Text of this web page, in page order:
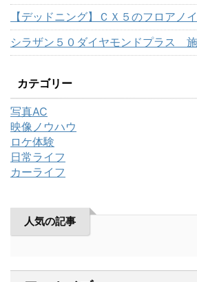
【デッドニング】ＣＸ５のフロアノ
シラザン５０ダイヤモンドプラス
カテゴリー
写真AC
映像ノウハウ
ロケ体験
日常ライフ
カーライフ
人気の記事